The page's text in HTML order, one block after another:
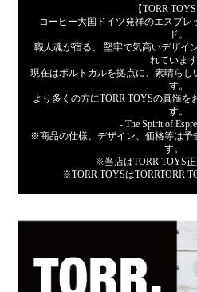
【TORR
コーヒー大国ドイツ発祥のエスプレ
ド。
職人魂が宿る、 堅牢で気高いデザイ
れています
現在はポルトガルを拠点に、素晴らし
す。
より多くの方にTORR TOYSの真髄を
す。
- The Spirit of
※商品の仕様、デザイン、価格等は予
す。
※当店はTORR TOYS正
※TORR TOYSはTORRTORR